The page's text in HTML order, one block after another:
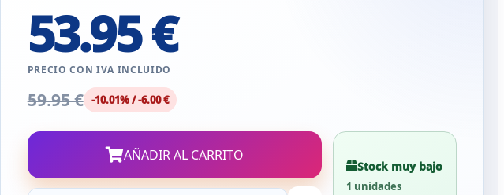
53.95 €
PRECIO CON IVA INCLUIDO
59.95 € -10.01% / -6.00 €
AÑADIR AL CARRITO
Stock muy bajo
1 unidades